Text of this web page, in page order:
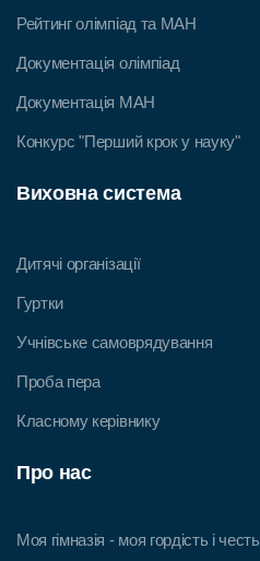
Рейтинг олімпіад та МАН
Документація олімпіад
Документація МАН
Конкурс "Перший крок у науку"
Виховна система
Дитячі організації
Гуртки
Учнівське самоврядування
Проба пера
Класному керівнику
Про нас
Моя гімназія - моя гордість і честь